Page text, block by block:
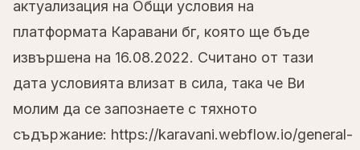
актуализация на Общи условия на
платформата Каравани бг, която ще бъде
извършена на 16.08.2022. Считано от тази
дата условията влизат в сила, така че Ви
молим да се запознаете с тяхното
съдържание: https://karavani.webflow.io/general-